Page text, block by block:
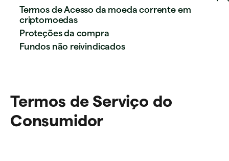
Termos de Acesso da moeda corrente em
criptomoedas
Proteções da compra
Fundos não reivindicados
Termos de Serviço do
Consumidor